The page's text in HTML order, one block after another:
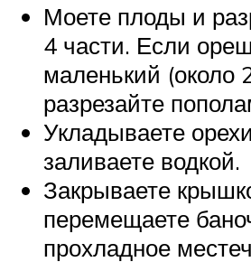
Моете плоды и
4 части. Если
маленький (около
разрезайте
Укладываете
заливаете водкой.
Закрываете
перемещаете
прохладное